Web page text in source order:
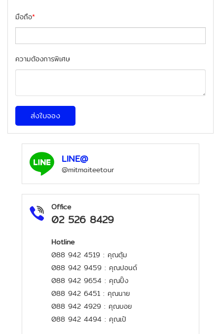
มือถือ*
ความต้องการพิเศษ
ส่งใบจอง
LINE@
@mitmaiteetour
Office
02 526 8429
Hotline
088 942 4519 : คุณตุ้ม
088 942 9459 : คุณปอนด์
088 942 9654 : คุณปิ๊ง
088 942 6451 : คุณนาย
088 942 4929 : คุณบอย
088 942 4494 : คุณเป้